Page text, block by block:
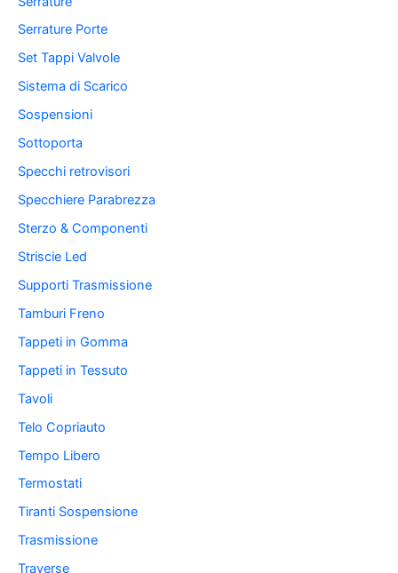
Serrature Porte
Set Tappi Valvole
Sistema di Scarico
Sospensioni
Sottoporta
Specchi retrovisori
Specchiere Parabrezza
Sterzo & Componenti
Striscie Led
Supporti Trasmissione
Tamburi Freno
Tappeti in Gomma
Tappeti in Tessuto
Tavoli
Telo Copriauto
Tempo Libero
Termostati
Tiranti Sospensione
Trasmissione
Traverse